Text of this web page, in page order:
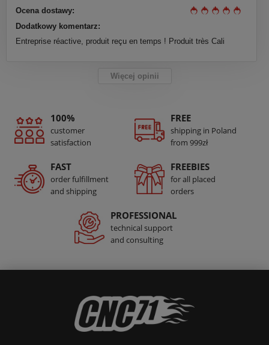
Ocena dostawy:
Dodatkowy komentarz:
Entreprise réactive, produit reçu en temps ! Produit très Cali
Więcej opinii
100%
customer
satisfaction
FREE
shipping in Poland
from 999zł
FAST
order fulfillment
and shipping
FREEBIES
for all placed
orders
PROFESSIONAL
technical support
and consulting